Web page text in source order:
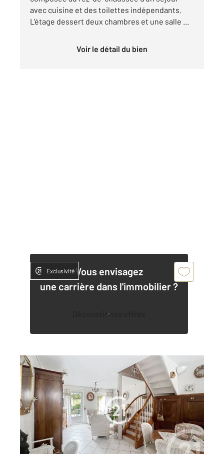
avec cuisine et des toilettes indépendants.
L'étage dessert deux chambres et une salle ...
Voir le détail du bien
Vous envisagez
une carrière dans l'immobilier ?
Découvrir nos offres
Exclusivité
COGNAC 16
60 m2, 4 pièces
Ref : 2922
Maison à vendre
154 900 €
Visiter le site dédié